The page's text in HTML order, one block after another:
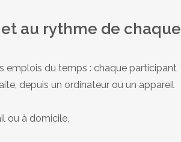
et au rythme de chaque
emplois du temps : chaque participant
depuis un ordinateur ou un appareil
ou à domicile,